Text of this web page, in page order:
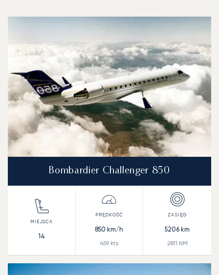
Model samolotu
Miejsca
Zasięg (NM)
Bombardier Challenger 850
14
850 km/h
459 kts
5206 km
2811 NM